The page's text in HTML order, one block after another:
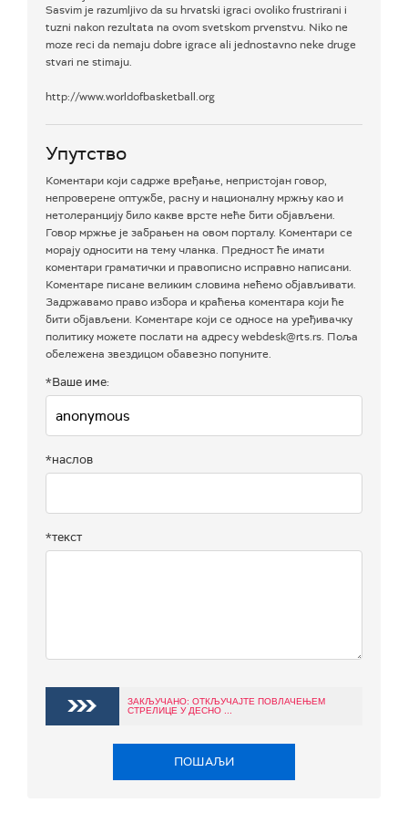
Sasvim je razumljivo da su hrvatski igraci ovoliko frustrirani i
tuzni nakon rezultata na ovom svetskom prvenstvu. Niko ne
moze reci da nemaju dobre igrace ali jednostavno neke druge
stvari ne stimaju.
http://www.worldofbasketball.org
Упутство
Коментари који садрже вређање, непристојан говор,
непроверене оптужбе, расну и националну мржњу као и
нетолеранцију било какве врсте неће бити објављени.
Говор мржње је забрањен на овом порталу. Коментари се
морају односити на тему чланка. Предност ће имати
коментари граматички и правописно исправно написани.
Коментаре писане великим словима нећемо објављивати.
Задржавамо право избора и краћења коментара који ће
бити објављени. Коментаре који се односе на уређивачку
политику можете послати на адресу webdesk@rts.rs. Поља
обележена звездицом обавезно попуните.
*Ваше име:
*наслов
*текст
ЗАКЉУЧАНО: ОТКЉУЧАЈТЕ ПОВЛАЧЕЊЕМ
СТРЕЛИЦЕ У ДЕСНО ...
ПОШАЉИ